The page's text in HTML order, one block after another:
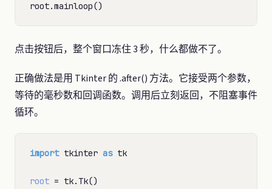
点击按钮后，整个窗口冻住 3 秒，什么都做不了。
正确做法是用 Tkinter 的 .after() 方法。它接受两个参数，
等待的毫秒数和回调函数。调用后立刻返回，不阻塞事件
循环。
import tkinter as tk
root = tk.Tk()